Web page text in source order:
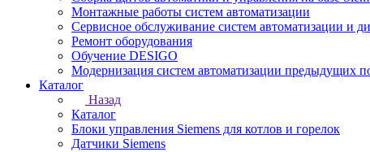
Монтажные работы систем автоматизации
Сервисное обслуживание систем автоматизации и
Ремонт оборудования
Обучение DESIGO
Модернизация систем автоматизации предыдущих
Каталог
Назад
Каталог
Блоки управления Siemens для котлов и горелок
Датчики Siemens